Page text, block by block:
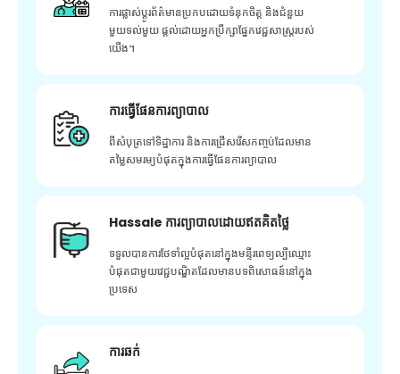
ការផ្លាស់ប្តូរព័ត៌មានប្រកបដោយទំនុកចិត្ត និងជំនួយ
មួយទល់មួយ ផ្តល់ដោយអ្នកប្រឹក្សាផ្នែកវេជ្ជសាស្រ្តរបស់
យើង។
ការធ្វើផែនការព្យាបាល
ពីសំបុត្រទៅទិដ្ឋាការ និងការជ្រើសរើសកញ្ចប់ដែលមាន
តម្លៃសមរម្យបំផុតក្នុងការធ្វើផែនការព្យាបាល
Hassale ការព្យាបាលដោយឥតគិតថ្លៃ
ទទួលបានការថែទាំល្អបំផុតនៅក្នុងមន្ទីរពេទ្យល្បីឈ្មោះ
បំផុតជាមួយវេជ្ជបណ្ឌិតដែលមានបទពិសោធន៍នៅក្នុង
ប្រទេស
ការឆក់